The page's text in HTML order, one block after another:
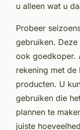
u alleen wat u
Probeer
gebruiken.
ook goedkoper.
rekening met de
producten. U
gebruiken die
plannen te
juiste